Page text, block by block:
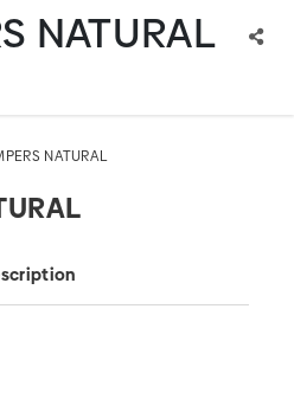
NATURAL
NATURAL